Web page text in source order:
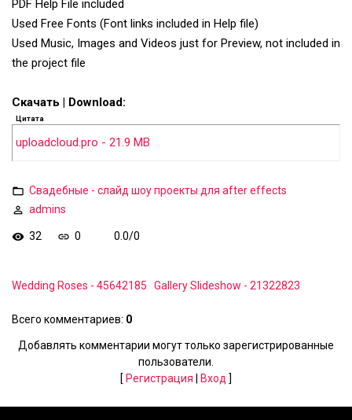
PDF Help File included
Used Free Fonts (Font links included in Help file)
Used Music, Images and Videos just for Preview, not included in
the project file
Скачать | Download:
Цитата
uploadcloud.pro - 21.9 MB
Свадебные - слайд шоу проекты для after effects
admins
32 0 0.0/0
Wedding Roses - 45642185 Gallery Slideshow - 21322823
Всего комментариев: 0
Добавлять комментарии могут только зарегистрированные
пользователи.
[ Регистрация Вход ]